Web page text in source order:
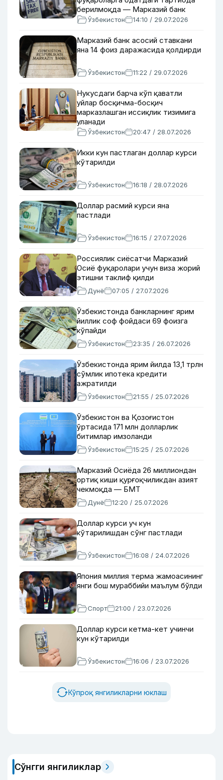
берилмоқда — Марказий банк
Ўзбекистон 14:10 / 29.07.2026
Марказий банк асосий ставкани
яна 14 фоиз даражасида қолдирди
Ўзбекистон 11:22 / 29.07.2026
Нукусдаги барча кўп қаватли
уйлар босқичма-босқич
марказлашган иссиқлик тизимига
уланади
Ўзбекистон 20:47 / 28.07.2026
Икки кун пастлаган доллар курси
кўтарилди
Ўзбекистон 16:18 / 28.07.2026
Доллар расмий курси яна
пастлади
Ўзбекистон 16:15 / 27.07.2026
Россиялик сиёсатчи Марказий
Осиё фуқаролари учун виза жорий
этишни таклиф қилди
Дунё 07:05 / 27.07.2026
Ўзбекистонда банкларнинг ярим
йиллик соф фойдаси 69 фоизга
кўпайди
Ўзбекистон 23:35 / 26.07.2026
Ўзбекистонда ярим йилда 13,1 трлн
сўмлик ипотека кредити
ажратилди
Ўзбекистон 21:55 / 25.07.2026
Ўзбекистон ва Қозоғистон
ўртасида 171 млн долларлик
битимлар имзоланди
Ўзбекистон 15:25 / 25.07.2026
Марказий Осиёда 26 миллиондан
ортиқ киши қурғоқчиликдан азият
чекмоқда — БМТ
Дунё 12:20 / 25.07.2026
Доллар курси уч кун
кўтарилишдан сўнг пастлади
Ўзбекистон 16:08 / 24.07.2026
Япония миллия терма жамоасининг
янги бош мураббийи маълум бўлди
Спорт 21:00 / 23.07.2026
Доллар курси кетма-кет учинчи
кун кўтарилди
Ўзбекистон 16:06 / 23.07.2026
Кўпроқ янгиликларни юклаш
Сўнгги янгиликлар